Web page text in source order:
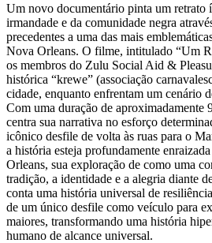
Um novo documentário pinta um retrato
irmandade e da comunidade negra
precedentes a uma das mais
Nova Orleans. O filme, intitulado “Um
os membros do Zulu Social Aid &
histórica “krewe” (associação
cidade, enquanto enfrentam um cenário
Com uma duração de aproximadamente
centra sua narrativa no esforço
icônico desfile de volta às ruas para o
a história esteja profundamente
Orleans, sua exploração de como uma
tradição, a identidade e a alegria diante
conta uma história universal de
de um único desfile como veículo para
maiores, transformando uma história
humano de alcance universal.